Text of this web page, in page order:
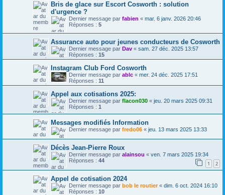
Bris de glace sur Escort Cosworth : solution
d'urgence ?
Dernier message par fabien « mar. 6 janv. 2026 20:46
Réponses : 5
Assurance auto pour jeunes conducteurs de Cosworth
Dernier message par Dav « sam. 27 déc. 2025 13:57
Réponses : 15
Instagram Club Ford Cosworth
Dernier message par ablc « mer. 24 déc. 2025 17:51
Réponses : 11
Appel aux cotisations 2025:
Dernier message par flacon030 « jeu. 20 mars 2025 09:31
Réponses : 1
Messages modifiés Information
Dernier message par fredo06 « jeu. 13 mars 2025 13:33
Décès Jean-Pierre Roux
Dernier message par alainsou « ven. 7 mars 2025 19:34
Réponses : 44 1 2
Appel de cotisation 2024
Dernier message par bob le routier« dim. 6 oct. 2024 16:10
Réponses : 10